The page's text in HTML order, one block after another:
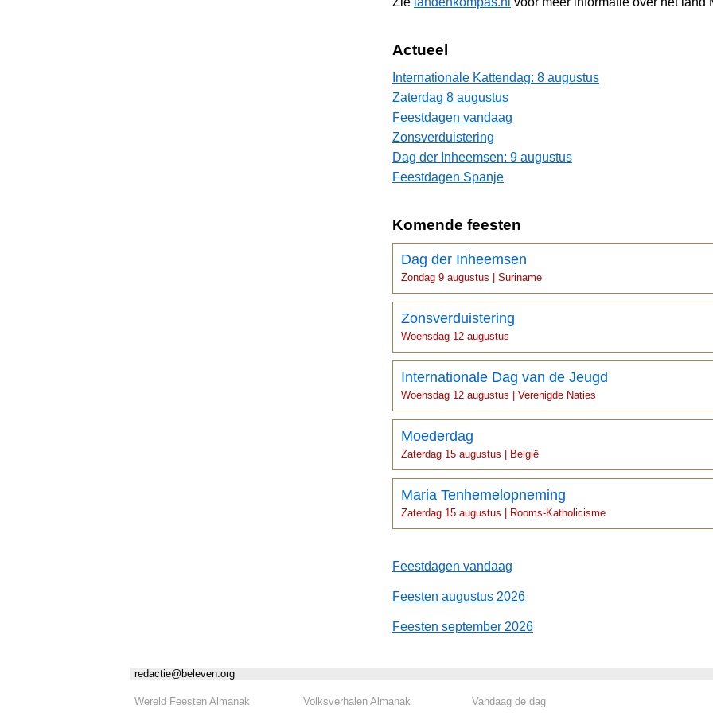
Actueel
Internationale Kattendag: 8 augustus
Zaterdag 8 augustus
Feestdagen vandaag
Zonsverduistering
Dag der Inheemsen: 9 augustus
Feestdagen Spanje
Komende feesten
Dag der Inheemsen
Zondag 9 augustus | Suriname
Zonsverduistering
Woensdag 12 augustus
Internationale Dag van de Jeugd
Woensdag 12 augustus | Verenigde Naties
Moederdag
Zaterdag 15 augustus | België
Maria Tenhemelopneming
Zaterdag 15 augustus | Rooms-Katholicisme
Feestdagen vandaag
Feesten augustus 2026
Feesten september 2026
redactie@beleven.org
Wereld Feesten Almanak Volksverhalen Almanak Vandaag de dag